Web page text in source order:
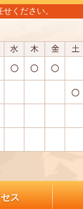
ください。
ス